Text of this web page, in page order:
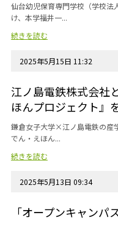
仙台幼児保育専門学校（学校法
け、本学福井一...
続きを読む
2025年5月15日 11:32
江ノ島電鉄株式会社
ほんプロジェクト』
鎌倉女子大学×江ノ島電鉄の産
でん・えほん...
続きを読む
2025年5月13日 09:34
「オープンキャンパ